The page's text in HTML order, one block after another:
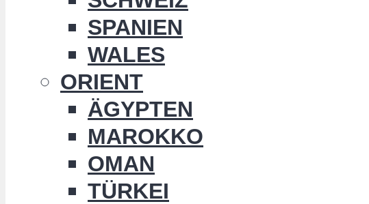
SPANIEN
WALES
ORIENT
ÄGYPTEN
MAROKKO
OMAN
TÜRKEI